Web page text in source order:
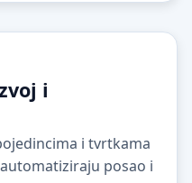
i
i tvrtkama
posao i